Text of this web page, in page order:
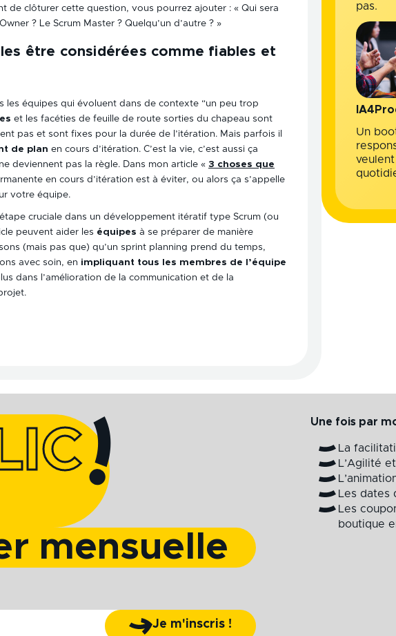
de clôturer cette question, vous pourrez ajouter : « Qui sera
? Le Scrum Master ? Quelqu’un d’autre ? »
être considérées comme fiables et
équipes qui évoluent dans de contexte “un peu trop
et les facéties de feuille de route sorties du chapeau sont
pas et sont fixes pour la durée de l’itération. Mais parfois il
de plan en cours d’itération. C’est la vie, c’est aussi ça
deviennent pas la règle. Dans mon article « 3 choses que
en cours d’itération est à éviter, ou alors ça s’appelle
votre équipe.
cruciale dans un développement itératif type Scrum (ou
peuvent aider les équipes à se préparer de manière
(mais pas que) qu’un sprint planning prend du temps,
avec soin, en impliquant tous les membres de l’équipe
dans l’amélioration de la communication et de la
pas.
Un
mensuelle
Je m'inscris !
Une fois par
La
L’Agilité
Les dates
Les
boutique